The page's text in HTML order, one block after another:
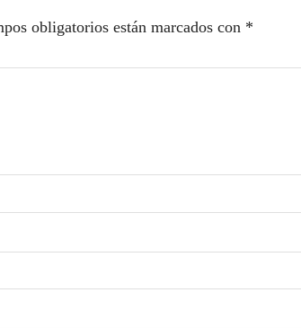
obligatorios están marcados con *